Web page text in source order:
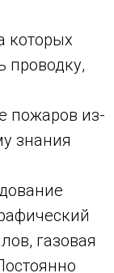
которых
проводку,
пожаров из-
знания
газовая